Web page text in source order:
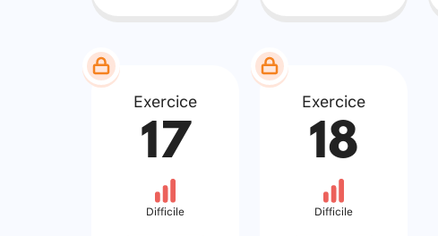
Exercice
17
Difficile
Exercice
18
Difficile